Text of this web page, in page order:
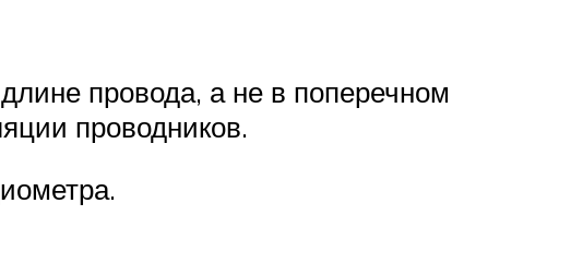
провода, а не в поперечном
проводников.